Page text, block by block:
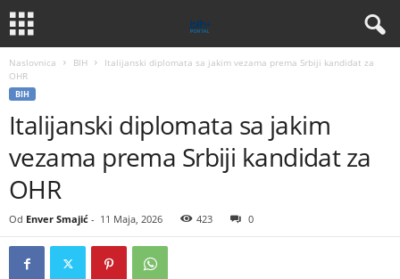
Naslovnica BIH
Italijanski diplomata sa jakim vezama prema Srbiji kandidat za
OHR
BIH
Italijanski diplomata sa jakim
vezama prema Srbiji kandidat za
OHR
Od Enver Smajić - 11 Maja, 2026 423 0